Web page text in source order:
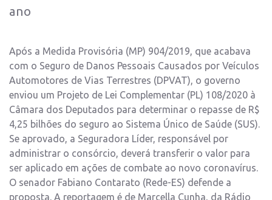
ano
Após a Medida Provisória (MP) 904/2019, que acabava
com o Seguro de Danos Pessoais Causados por Veículos
Automotores de Vias Terrestres (DPVAT), o governo
enviou um Projeto de Lei Complementar (PL) 108/2020 à
Câmara dos Deputados para determinar o repasse de R$
4,25 bilhões do seguro ao Sistema Único de Saúde (SUS).
Se aprovado, a Seguradora Líder, responsável por
administrar o consórcio, deverá transferir o valor para
ser aplicado em ações de combate ao novo coronavírus.
O senador Fabiano Contarato (Rede-ES) defende a
proposta. A reportagem é de Marcella Cunha, da Rádio